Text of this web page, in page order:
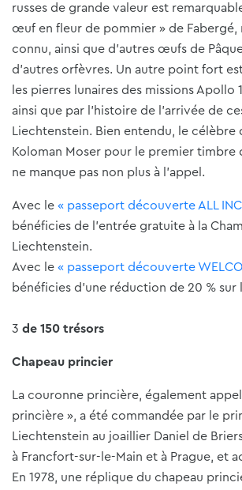
russes de grande valeur est
œuf en fleur de pommier » de Fabergé,
connu, ainsi que d'autres œufs de
d'autres orfèvres. Un autre point fort
les pierres lunaires des missions Apollo
ainsi que par l'histoire de l'arrivée de
Liechtenstein. Bien entendu, le célèbre
Koloman Moser pour le premier timbre
ne manque pas non plus à l'appel.
Avec le « passeport découverte ALL
bénéficies de l'entrée gratuite à la
Liechtenstein.
Avec le « passeport découverte
bénéficies d'une réduction de 20 % sur
3 de 150 trésors
Chapeau princier
La couronne princière, également
princière », a été commandée par le
Liechtenstein au joaillier Daniel de
à Francfort-sur-le-Main et à Prague, et
En 1978, une réplique du chapeau